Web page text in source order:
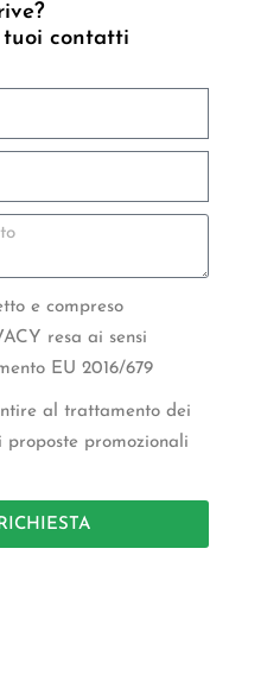
tuoi contatti
e compreso
resa ai sensi
EU 2016/679
al trattamento dei
promozionali